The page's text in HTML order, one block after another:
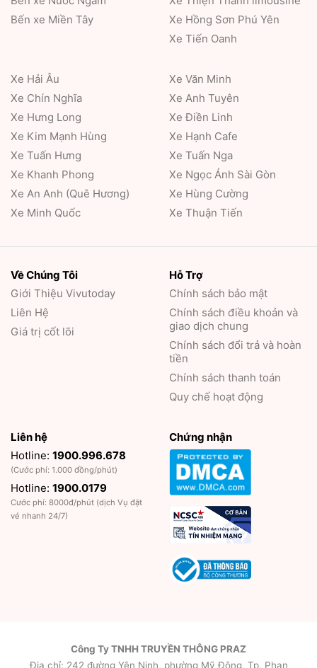
Bến xe Miền Tây
Xe Hồng Sơn Phú Yên
Xe Tiến Oanh
Xe Hải Âu
Xe Chín Nghĩa
Xe Hưng Long
Xe Kim Mạnh Hùng
Xe Tuấn Hưng
Xe Khanh Phong
Xe An Anh (Quê Hương)
Xe Minh Quốc
Xe Văn Minh
Xe Anh Tuyên
Xe Điền Linh
Xe Hạnh Cafe
Xe Tuấn Nga
Xe Ngọc Ánh Sài Gòn
Xe Hùng Cường
Xe Thuận Tiến
Về Chúng Tôi
Giới Thiệu Vivutoday
Liên Hệ
Giá trị cốt lõi
Hỗ Trợ
Chính sách bảo mật
Chính sách điều khoản và
giao dịch chung
Chính sách đổi trả và hoàn
tiền
Chính sách thanh toán
Quy chế hoạt động
Liên hệ
Hotline: 1900.996.678
(Cước phí: 1.000 đồng/phút)
Hotline: 1900.0179
Cước phí: 8000đ/phút (dịch Vụ đặt
vé nhanh 24/7)
Chứng nhận
Công Ty TNHH TRUYỀN THÔNG PRAZ
Địa chỉ: 242 đường Yên Ninh, phường Mỹ Đông, Tp. Phan